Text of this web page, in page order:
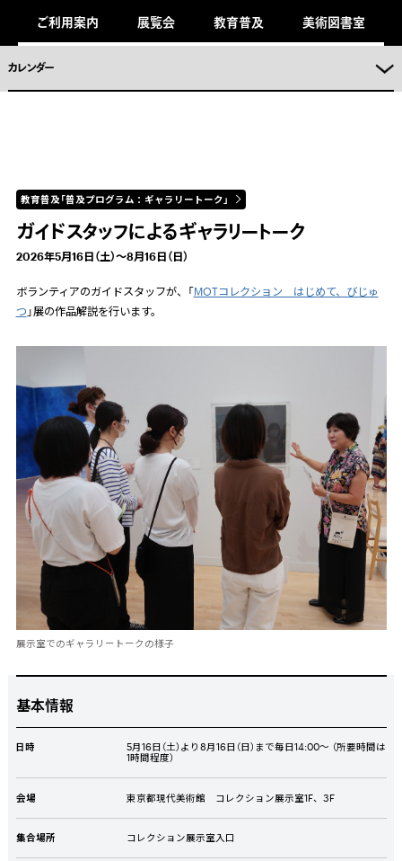
ご利用案内 展覧会 教育普及 美術図書室
カレンダー
教育普及「普及プログラム：ギャラリートーク」
ガイドスタッフによるギャラリートーク
2026年5月16日（土）～8月16日（日）
ボランティアのガイドスタッフが、「MOTコレクション はじめて、びじゅ
つ 」展の作品解説を行います。
展示室でのギャラリートークの様子
基本情報
日時 5月16日（土）より8月16日（日）まで毎日14:00～ （所要時間は
1時間程度）
会場 東京都現代美術館 コレクション展示室1F、3F
集合場所 コレクション展示室入口